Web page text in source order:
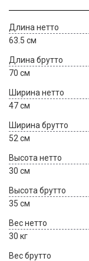
Длина нетто
63.5 см
Длина брутто
70 см
Ширина нетто
47 см
Ширина брутто
52 см
Высота нетто
30 см
Высота брутто
35 см
Вес нетто
30 кг
Вес брутто